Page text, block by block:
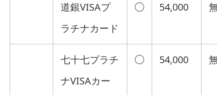
道銀VISAプ
ラチナカード
◯ 54,000
七十七プラチ
ナVISAカー
◯ 54,000